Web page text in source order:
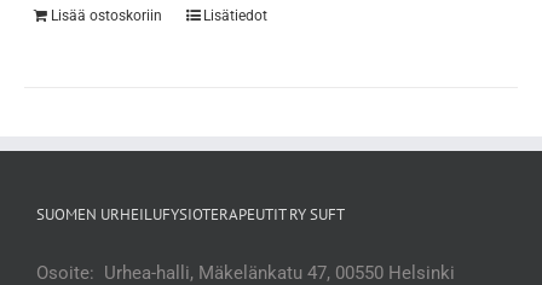
Lisää ostoskoriin Lisätiedot
SUOMEN URHEILUFYSIOTERAPEUTIT RY SUFT
Osoite: Urhea-halli, Mäkelänkatu 47, 00550 Helsinki